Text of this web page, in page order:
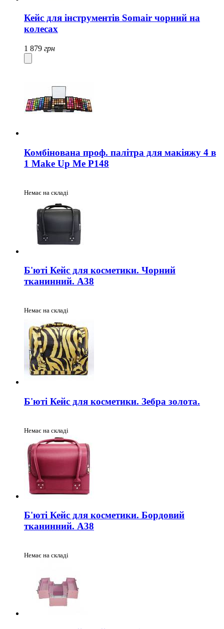
Кейс для інструментів Somair чорний на
колесах
1 879 грн
Комбінована проф. палітра для макіяжу 4 в
1 Make Up Me P148
Немає на складі
Б'юті Кейс для косметики. Чорний
тканинний. A38
Немає на складі
Б'юті Кейс для косметики. Зебра золота.
Немає на складі
Б'юті Кейс для косметики. Бордовий
тканинний. A38
Немає на складі